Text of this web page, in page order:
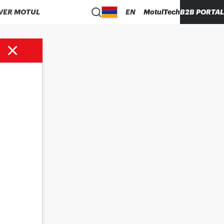
MOTUL EN MotulTechB2B PORTAL